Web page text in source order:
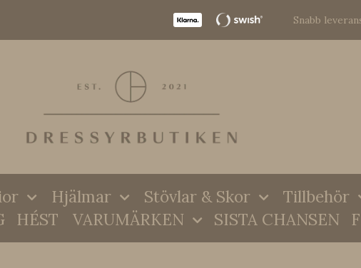
Snabb
Hjälmar Stövlar & Skor Tillbehör
HÉST VARUMÄRKEN SISTA CHANSEN